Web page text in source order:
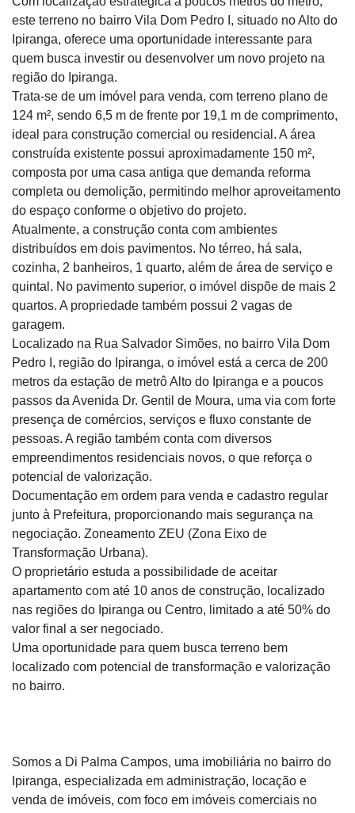
este terreno no bairro Vila Dom Pedro I, situado no Alto do
Ipiranga, oferece uma oportunidade interessante para
quem busca investir ou desenvolver um novo projeto na
região do Ipiranga.
Trata-se de um imóvel para venda, com terreno plano de
124 m², sendo 6,5 m de frente por 19,1 m de comprimento,
ideal para construção comercial ou residencial. A área
construída existente possui aproximadamente 150 m²,
composta por uma casa antiga que demanda reforma
completa ou demolição, permitindo melhor aproveitamento
do espaço conforme o objetivo do projeto.
Atualmente, a construção conta com ambientes
distribuídos em dois pavimentos. No térreo, há sala,
cozinha, 2 banheiros, 1 quarto, além de área de serviço e
quintal. No pavimento superior, o imóvel dispõe de mais 2
quartos. A propriedade também possui 2 vagas de
garagem.
Localizado na Rua Salvador Simões, no bairro Vila Dom
Pedro I, região do Ipiranga, o imóvel está a cerca de 200
metros da estação de metrô Alto do Ipiranga e a poucos
passos da Avenida Dr. Gentil de Moura, uma via com forte
presença de comércios, serviços e fluxo constante de
pessoas. A região também conta com diversos
empreendimentos residenciais novos, o que reforça o
potencial de valorização.
Documentação em ordem para venda e cadastro regular
junto à Prefeitura, proporcionando mais segurança na
negociação. Zoneamento ZEU (Zona Eixo de
Transformação Urbana).
O proprietário estuda a possibilidade de aceitar
apartamento com até 10 anos de construção, localizado
nas regiões do Ipiranga ou Centro, limitado a até 50% do
valor final a ser negociado.
Uma oportunidade para quem busca terreno bem
localizado com potencial de transformação e valorização
no bairro.
Somos a Di Palma Campos, uma imobiliária no bairro do
Ipiranga, especializada em administração, locação e
venda de imóveis, com foco em imóveis comerciais no